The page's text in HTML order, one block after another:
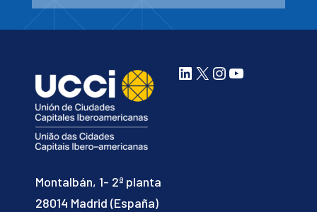
Montalbán, 1- 2ª planta
28014 Madrid (España)
LinkedIn
X Instagram
YouTube